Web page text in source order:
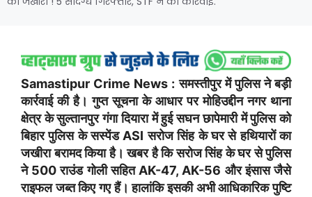
Samastipur Crime News : समस्तीपुर में पुलिस ने बड़ी
कार्रवाई की है। गुप्त सूचना के आधार पर मोहिउद्दीन नगर थाना
क्षेत्र के सुल्तानपुर गंगा दियारा में हुई सघन छापेमारी में पुलिस को
बिहार पुलिस के सस्पेंड ASI सरोज सिंह के घर से हथियारों का
जखीरा बरामद किया है। खबर है कि सरोज सिंह के घर से पुलिस
ने 500 राउंड गोली सहित AK-47, AK-56 और इंसास जैसे
राइफल जब्त किए गए हैं। हालांकि इसकी अभी आधिकारिक पुष्टि